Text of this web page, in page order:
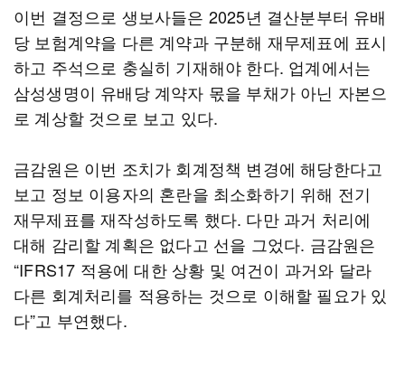
이번 결정으로 생보사들은 2025년 결산분부터 유배
당 보험계약을 다른 계약과 구분해 재무제표에 표시
하고 주석으로 충실히 기재해야 한다. 업계에서는
삼성생명이 유배당 계약자 몫을 부채가 아닌 자본으
로 계상할 것으로 보고 있다.
금감원은 이번 조치가 회계정책 변경에 해당한다고
보고 정보 이용자의 혼란을 최소화하기 위해 전기
재무제표를 재작성하도록 했다. 다만 과거 처리에
대해 감리할 계획은 없다고 선을 그었다. 금감원은
“IFRS17 적용에 대한 상황 및 여건이 과거와 달라
다른 회계처리를 적용하는 것으로 이해할 필요가 있
다”고 부연했다.